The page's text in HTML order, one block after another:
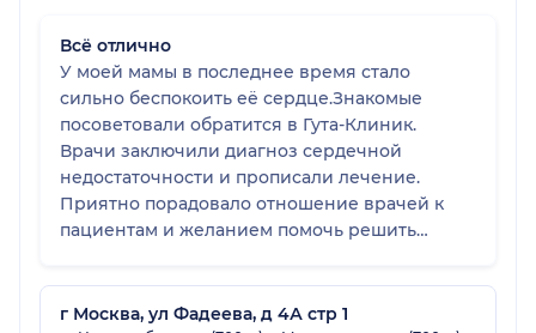
Всё отлично
У моей мамы в последнее время стало
сильно беспокоить её сердце.Знакомые
посоветовали обратится в Гута-Клиник.
Врачи заключили диагноз сердечной
недостаточности и прописали лечение.
Приятно порадовало отношение врачей к
пациентам и желанием помочь решить
г Москва, ул Фадеева, д 4А стр 1